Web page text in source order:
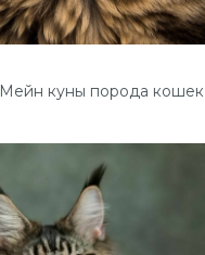
Мейн куны порода кошек